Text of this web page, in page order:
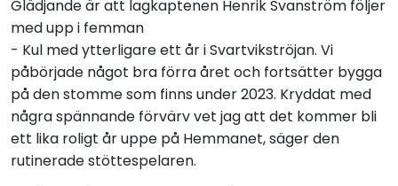
Glädjande är att lagkaptenen Henrik Svanström följer
med upp i femman
- Kul med ytterligare ett år i Svartvikströjan. Vi
påbörjade något bra förra året och fortsätter bygga
på den stomme som finns under 2023. Kryddat med
några spännande förvärv vet jag att det kommer bli
ett lika roligt år uppe på Hemmanet, säger den
rutinerade stöttespelaren.